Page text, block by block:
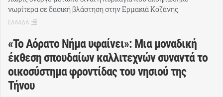
νωρίτερα σε δασική βλάστηση στην Ερμακιά Κοζάνης.
ΕΛΛΑΔΑ
«Το Αόρατο Νήμα υφαίνει»: Μια μοναδική
έκθεση σπουδαίων καλλιτεχνών συναντά το
οικοσύστημα φροντίδας του νησιού της
Τήνου